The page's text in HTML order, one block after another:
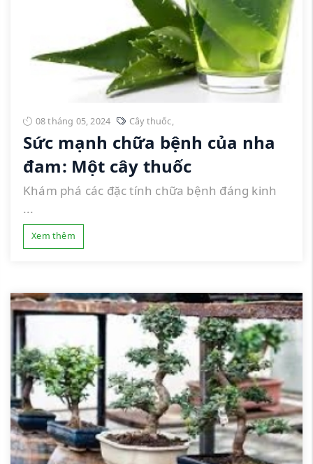
08 tháng 05, 2024 Cây thuốc,
Sức mạnh chữa bệnh của nha
đam: Một cây thuốc
Khám phá các đặc tính chữa bệnh đáng kinh
...
Xem thêm